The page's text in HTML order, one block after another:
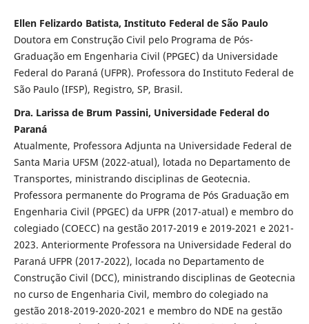
Ellen Felizardo Batista, Instituto Federal de São Paulo
Doutora em Construção Civil pelo Programa de Pós-
Graduação em Engenharia Civil (PPGEC) da Universidade
Federal do Paraná (UFPR). Professora do Instituto Federal de
São Paulo (IFSP), Registro, SP, Brasil.
Dra. Larissa de Brum Passini, Universidade Federal do
Paraná
Atualmente, Professora Adjunta na Universidade Federal de
Santa Maria UFSM (2022-atual), lotada no Departamento de
Transportes, ministrando disciplinas de Geotecnia.
Professora permanente do Programa de Pós Graduação em
Engenharia Civil (PPGEC) da UFPR (2017-atual) e membro do
colegiado (COECC) na gestão 2017-2019 e 2019-2021 e 2021-
2023. Anteriormente Professora na Universidade Federal do
Paraná UFPR (2017-2022), locada no Departamento de
Construção Civil (DCC), ministrando disciplinas de Geotecnia
no curso de Engenharia Civil, membro do colegiado na
gestão 2018-2019-2020-2021 e membro do NDE na gestão